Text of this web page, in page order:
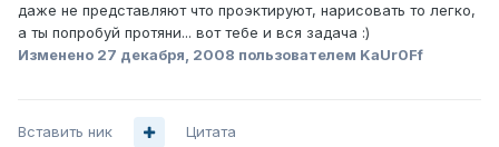
даже не представляют что проэктируют, нарисовать то легко,
а ты попробуй протяни... вот тебе и вся задача :)
Изменено 27 декабря, 2008 пользователем KaUr0Ff
Вставить ник Цитата